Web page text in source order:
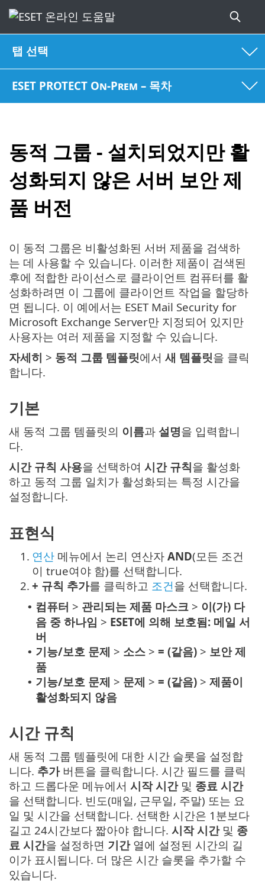
탭 선택
ESET PROTECT On-Prem – 목차
동적 그룹 - 설치되었지만 활
성화되지 않은 서버 보안 제
품 버전
이 동적 그룹은 비활성화된 서버 제품을 검색하
는 데 사용할 수 있습니다. 이러한 제품이 검색된
후에 적합한 라이선스로 클라이언트 컴퓨터를 활
성화하려면 이 그룹에 클라이언트 작업을 할당하
면 됩니다. 이 예에서는 ESET Mail Security for
Microsoft Exchange Server만 지정되어 있지만
사용자는 여러 제품을 지정할 수 있습니다.
자세히 > 동적 그룹 템플릿에서 새 템플릿을 클릭
합니다.
기본
새 동적 그룹 템플릿의 이름과 설명을 입력합니
다.
시간 규칙 사용을 선택하여 시간 규칙을 활성화
하고 동적 그룹 일치가 활성화되는 특정 시간을
설정합니다.
표현식
1. 연산 메뉴에서 논리 연산자 AND(모든 조건
이 true여야 함)를 선택합니다.
2. + 규칙 추가를 클릭하고 조건을 선택합니다.
• 컴퓨터 > 관리되는 제품 마스크 > 이(가) 다
음 중 하나임 > ESET에 의해 보호됨: 메일 서
버
• 기능/보호 문제 > 소스 > = (같음) > 보안 제
품
• 기능/보호 문제 > 문제 > = (같음) > 제품이
활성화되지 않음
시간 규칙
새 동적 그룹 템플릿에 대한 시간 슬롯을 설정합
니다. 추가버튼을 클릭합니다. 시간 필드를 클릭
하고 드롭다운 메뉴에서 시작 시간및 종료 시간
을 선택합니다. 빈도(매일, 근무일, 주말) 또는 요
일 및 시간을 선택합니다. 선택한 시간은 1분보다
길고 24시간보다 짧아야 합니다. 시작 시간및 종
료 시간을 설정하면 기간열에 설정된 시간의 길
이가 표시됩니다. 더 많은 시간 슬롯을 추가할 수
있습니다.